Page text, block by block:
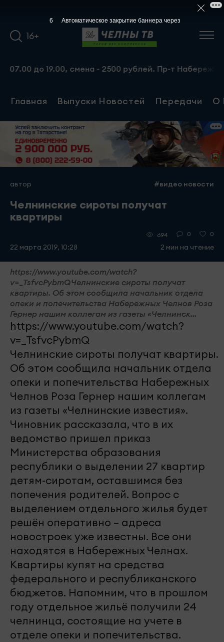
16+
до 19.00, смена - 2500 рублей. Пр-т
Главная Выпуски Новостей Передачи О
автор #видео новости
Челнинские сироты получат
квартиры
22 марта 2019, 10:28
694 0 0
2 мин на чтение
https://www.youtube.com/watch?
v=_TsfvcPybmQЧелнинские сироты получат
квартиры. Об этом сообщила начальник отдела
опеки и попечительства Набережных Челнов Роза
Гернер нашим коллегам из газеты «Челнинск...
https://www.youtube.com/watch?
v=_TsfvcPybmQ
Челнинские сироты получат квартиры.
Об этом сообщила начальник отдела
опеки и попечительства Набережных
Челнов Роза Гернер нашим коллегам
из газеты «Челнинские известия».
Чиновник рассказала, что в их
ведомство пришел приказ
Министерства образования
республики о выделении 27 квартир
детям-сиротам, оставшимся без
попечения родителей. Вопрос с
выделением отдельного жилья будет
решён оперативно – адреса
новостроек уже известны. Все они
находятся в Набережных Челнах.
Квартиры купят на средства
федерального и республиканского
бюджетов. Напомним, что в прошлом
году отдельное жильё получили 24
челнинца, состоящие на учете в
отделе опеки и попечительства.
5 Автоматическое закрытие баннера через